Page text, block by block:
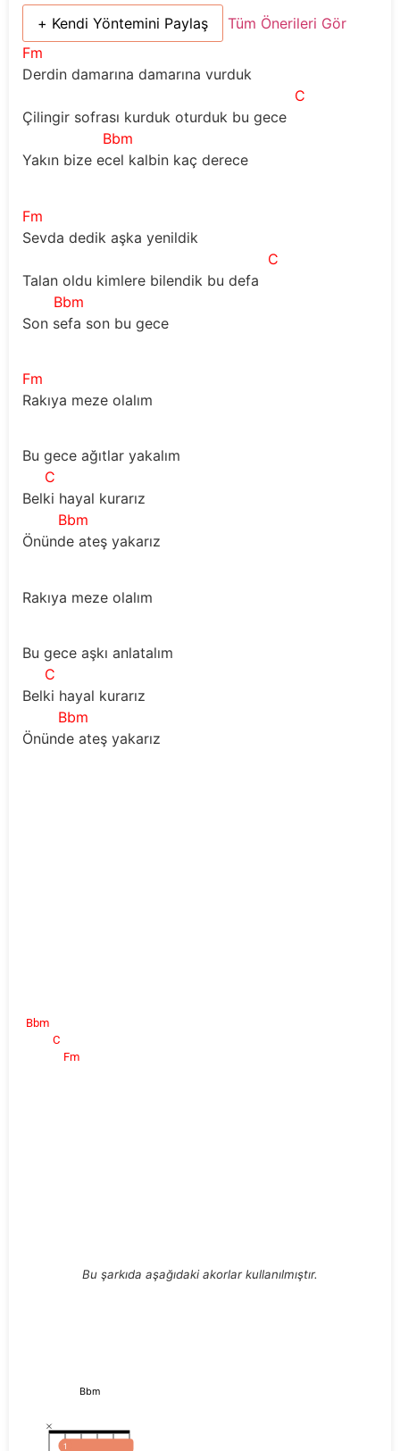
+ Kendi Yöntemini Paylaş
Tüm Önerileri Gör
Fm
Derdin damarına damarına vurduk
C
Çilingir sofrası kurduk oturduk bu gece
Bbm
Yakın bize ecel kalbin kaç derece
Fm
Sevda dedik aşka yenildik
C
Talan oldu kimlere bilendik bu defa
Bbm
Son sefa son bu gece
Fm
Rakıya meze olalım
Bu gece ağıtlar yakalım
C
Belki hayal kurarız
Bbm
Önünde ateş yakarız
Rakıya meze olalım
Bu gece aşkı anlatalım
C
Belki hayal kurarız
Bbm
Önünde ateş yakarız
Bbm
C
Fm
Bu şarkıda aşağıdaki akorlar kullanılmıştır.
Bbm
1